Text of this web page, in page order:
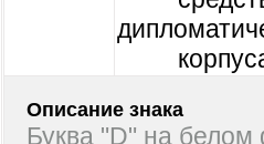
Описание знака
Буква "D" на